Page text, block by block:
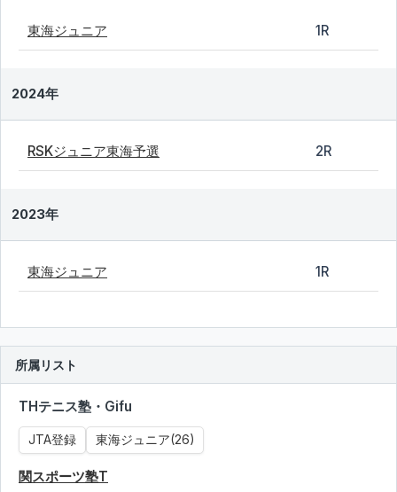
東海ジュニア 1R
2024年
RSKジュニア東海予選 2R
2023年
東海ジュニア 1R
所属リスト
THテニス塾・Gifu
JTA登録 東海ジュニア(26)
関スポーツ塾T